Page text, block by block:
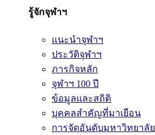
รู้จักจุฬาฯ
แนะนำจุฬาฯ
ประวัติจุฬาฯ
ภารกิจหลัก
จุฬาฯ 100 ปี
ข้อมูลและสถิติ
บุคคลสำคัญที่มาเยือน
การจัดอันดับมหาวิทยาลัย